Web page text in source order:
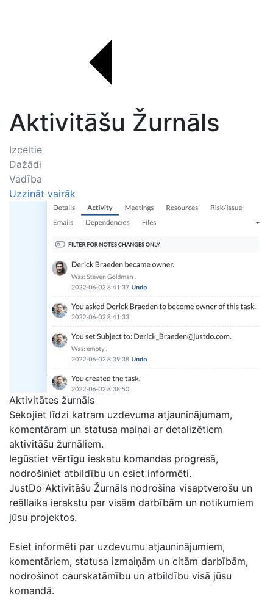
Aktivitāšu Žurnāls
Izceltie
Dažādi
Vadība
Uzzināt vairāk
Aktivitātes žurnāls
Sekojiet līdzi katram uzdevuma atjauninājumam,
komentāram un statusa maiņai ar detalizētiem
aktivitāšu žurnāliem.
Iegūstiet vērtīgu ieskatu komandas progresā,
nodrošiniet atbildību un esiet informēti.
JustDo Aktivitāšu Žurnāls nodrošina visaptverošu un
reāllaika ierakstu par visām darbībām un notikumiem
jūsu projektos.
Esiet informēti par uzdevumu atjauninājumiem,
komentāriem, statusa izmaiņām un citām darbībām,
nodrošinot caurskatāmību un atbildību visā jūsu
komandā.